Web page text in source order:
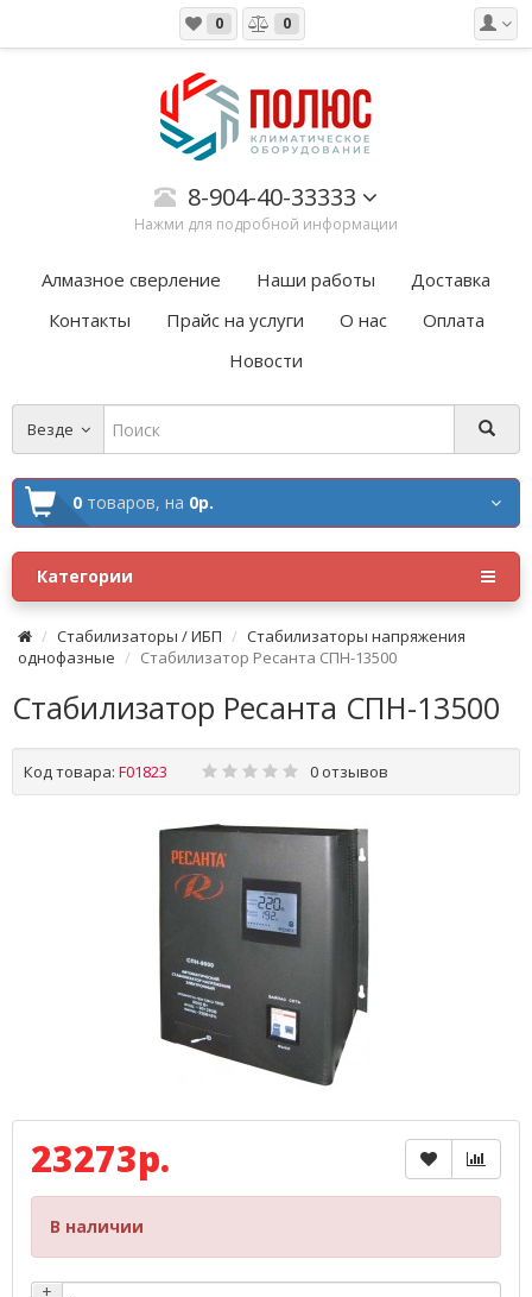
0 0
8-904-40-33333
Нажми для подробной информации
Алмазное сверление Наши работы
Доставка
Контакты
Прайс на услуги О нас
Оплата
Новости
Везде
0 товаров, на 0р.
Категории
Стабилизаторы / ИБП
Стабилизаторы напряжения
однофазные
Стабилизатор Ресанта СПН-13500
Стабилизатор Ресанта СПН-13500
Код товара: F01823 0 отзывов
23273р.
В наличии
+